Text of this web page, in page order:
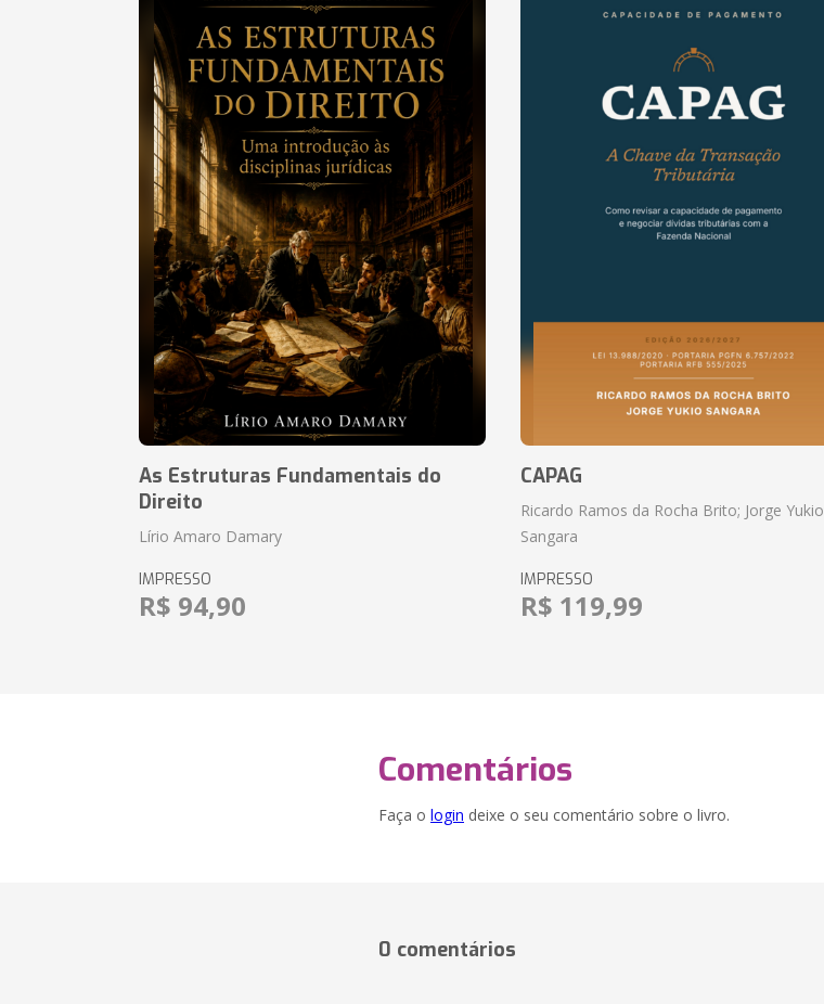
As Estruturas Fundamentais do
Direito
Lírio Amaro Damary
IMPRESSO
R$ 94,90
CAPAG
Ricardo Ramos da Rocha Brito; Jorge Yukio
Sangara
IMPRESSO
R$ 119,99
Comentários
Faça o login deixe o seu comentário sobre o livro.
0 comentários